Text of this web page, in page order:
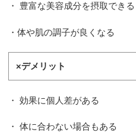
・ 豊富な美容成分を摂取できる
・体や肌の調子が良くなる
×デメリット
・ 効果に個人差がある
・ 体に合わない場合もある